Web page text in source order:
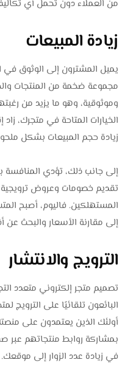
من العملاء دون تحمل أي
زيادة المبيعات
يميل المشترون إلى الوثوق في
مجموعة ضخمة من المنتجات
وموثوقية، وهو ما يزيد من
الخيارات المتاحة في متجرك،
زيادة حجم المبيعات بشكل
إلى جانب ذلك، تؤدي المنافسة
تقديم خصومات وعروض ترويجية
المستهلكين. فاليوم، أصبح
إلى مقارنة الأسعار والبحث عن
الترويج والانتشار
تصميم متجر إلكتروني متعدد
البائعون تلقائيًا على الترويج
أولئك الذين يعتمدون على
بمشاركة روابط منتجاتهم
في زيادة عدد الزوار إلى موقعك.